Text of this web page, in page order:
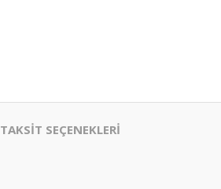
TAKSİT SEÇENEKLERİ